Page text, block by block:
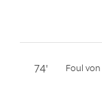
74' Foul